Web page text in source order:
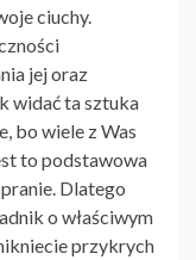
ciuchy.
jej oraz
widać ta sztuka
bo wiele z Was
to podstawowa
Dlatego
o właściwym
przykrych